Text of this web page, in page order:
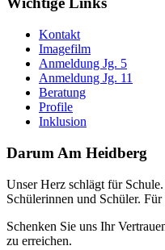
Kontakt
Imagefilm
Anmeldung Jg. 5
Anmeldung Jg. 11
Beratung
Profile
Inklusion
Darum Am Heidberg
Unser Herz schlägt für
Schülerinnen und Schüler. Für
Schenken Sie uns Ihr
zu erreichen.